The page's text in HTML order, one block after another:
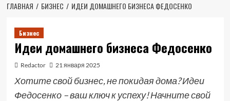
ГЛАВНАЯ БИЗНЕС ИДЕИ ДОМАШНЕГО БИЗНЕСА ФЕДОСЕНКО
Бизнес
Идеи домашнего бизнеса Федосенко
Redactor 21 января 2025
Хотите свой бизнес, не покидая дома? Идеи
Федосенко – ваш ключ к успеху! Начните свой